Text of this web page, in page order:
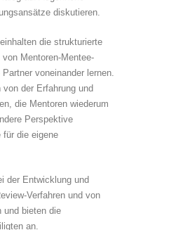
diskutieren.
die strukturierte
Mentoren-Mentee-
voneinander lernen.
der Erfahrung und
die Mentoren wiederum
Perspektive
für die eigene
der Entwicklung und
Verfahren und von
und bieten die
an.